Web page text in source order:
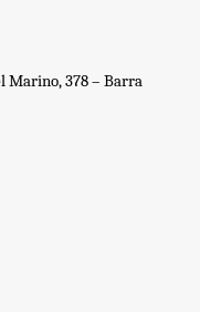
Marino, 378 – Barra